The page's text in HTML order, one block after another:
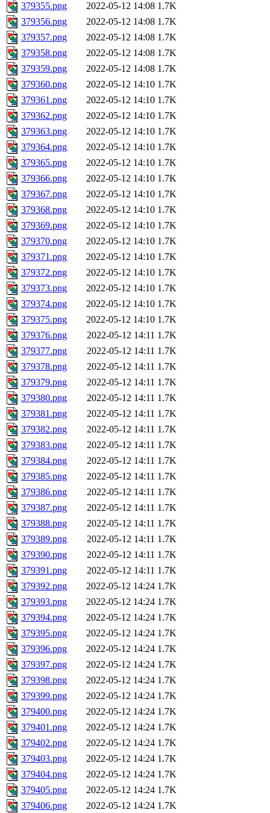
379355.png 2022-05-12 14:08 1.7K
379356.png
2022-05-12 14:08 1.7K
379357.png
2022-05-12 14:08 1.7K
379358.png
2022-05-12 14:08 1.7K
379359.png
2022-05-12 14:08 1.7K
379360.png
2022-05-12 14:10 1.7K
379361.png
2022-05-12 14:10 1.7K
379362.png
2022-05-12 14:10 1.7K
379363.png
2022-05-12 14:10 1.7K
379364.png
2022-05-12 14:10 1.7K
379365.png
2022-05-12 14:10 1.7K
379366.png
2022-05-12 14:10 1.7K
379367.png
2022-05-12 14:10 1.7K
379368.png
2022-05-12 14:10 1.7K
379369.png
2022-05-12 14:10 1.7K
379370.png
2022-05-12 14:10 1.7K
379371.png
2022-05-12 14:10 1.7K
379372.png
2022-05-12 14:10 1.7K
379373.png
2022-05-12 14:10 1.7K
379374.png
2022-05-12 14:10 1.7K
379375.png
2022-05-12 14:10 1.7K
379376.png
2022-05-12 14:11 1.7K
379377.png
2022-05-12 14:11 1.7K
379378.png
2022-05-12 14:11 1.7K
379379.png
2022-05-12 14:11 1.7K
379380.png
2022-05-12 14:11 1.7K
379381.png
2022-05-12 14:11 1.7K
379382.png
2022-05-12 14:11 1.7K
379383.png
2022-05-12 14:11 1.7K
379384.png
2022-05-12 14:11 1.7K
379385.png
2022-05-12 14:11 1.7K
379386.png
2022-05-12 14:11 1.7K
379387.png
2022-05-12 14:11 1.7K
379388.png
2022-05-12 14:11 1.7K
379389.png
2022-05-12 14:11 1.7K
379390.png
2022-05-12 14:11 1.7K
379391.png
2022-05-12 14:11 1.7K
379392.png
2022-05-12 14:24 1.7K
379393.png
2022-05-12 14:24 1.7K
379394.png
2022-05-12 14:24 1.7K
379395.png
2022-05-12 14:24 1.7K
379396.png
2022-05-12 14:24 1.7K
379397.png
2022-05-12 14:24 1.7K
379398.png
2022-05-12 14:24 1.7K
379399.png
2022-05-12 14:24 1.7K
379400.png
2022-05-12 14:24 1.7K
379401.png
2022-05-12 14:24 1.7K
379402.png
2022-05-12 14:24 1.7K
379403.png
2022-05-12 14:24 1.7K
379404.png
2022-05-12 14:24 1.7K
379405.png
2022-05-12 14:24 1.7K
379406.png
2022-05-12 14:24 1.7K